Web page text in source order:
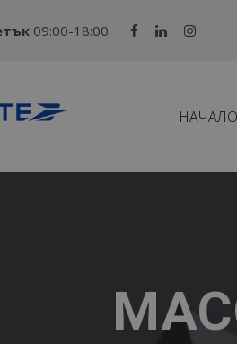
09:00-18:00
НАЧАЛО